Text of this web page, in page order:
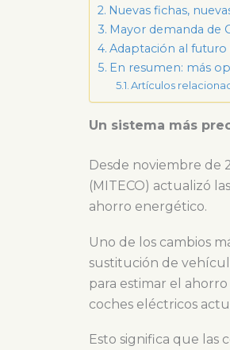
Nuevas fichas,
Mayor demanda de
Adaptación al
En resumen: más
Artículos
Un sistema más
Desde noviembre de
(MITECO) actualizó las
ahorro energético.
Uno de los cambios
sustitución de
para estimar el ahorro
coches eléctricos
Esto significa que las